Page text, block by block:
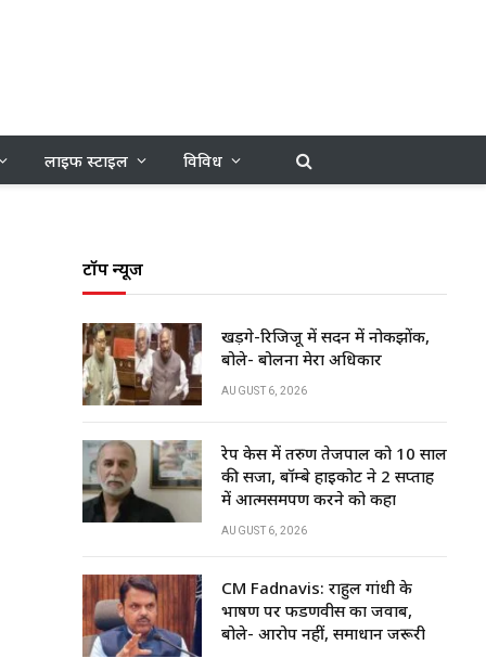
लाइफ स्टाइल विविध
टॉप न्यूज
खड़गे-रिजिजू में सदन में नोकझोंक,
बोले- बोलना मेरा अधिकार
AUGUST 6, 2026
रेप केस में तरुण तेजपाल को 10 साल
की सजा, बॉम्बे हाईकोर्ट ने 2 सप्ताह
में आत्मसमर्पण करने को कहा
AUGUST 6, 2026
CM Fadnavis: राहुल गांधी के
भाषण पर फडणवीस का जवाब,
बोले- आरोप नहीं, समाधान जरूरी